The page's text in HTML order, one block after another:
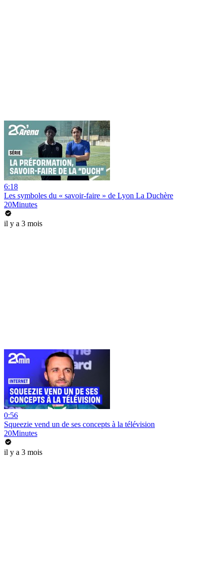
6:18
Les symboles du « savoir-faire » de Lyon La Duchère
20Minutes
il y a 3 mois
0:56
Squeezie vend un de ses concepts à la télévision
20Minutes
il y a 3 mois